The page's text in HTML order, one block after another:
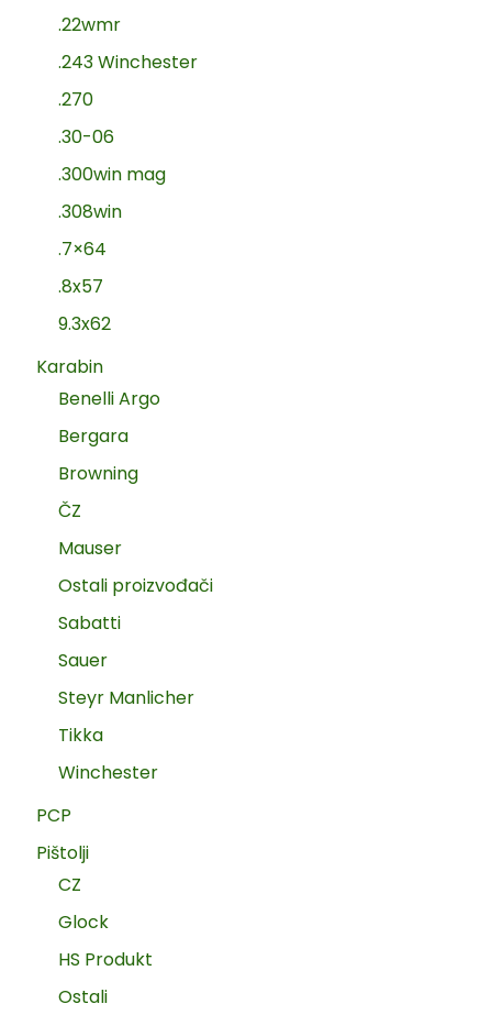
.22wmr
.243 Winchester
.270
.30-06
.300win mag
.308win
.7×64
.8x57
9.3x62
Karabin
Benelli Argo
Bergara
Browning
ČZ
Mauser
Ostali proizvođači
Sabatti
Sauer
Steyr Manlicher
Tikka
Winchester
PCP
Pištolji
CZ
Glock
HS Produkt
Ostali